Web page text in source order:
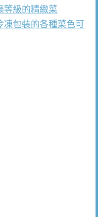
等級的精緻菜
凍包裝的各種菜色可